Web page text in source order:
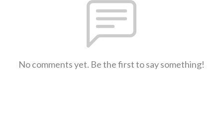
No comments yet. Be the first to say something!